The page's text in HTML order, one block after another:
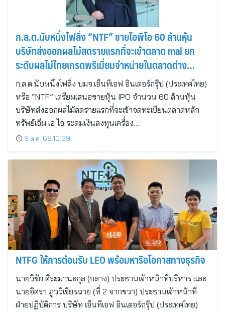
ก.ล.ต.นับหนึ่งไฟลิ่ง “NTF” ขายไอพีโอ 60 ล้านหุ้น
บริษัทส่งออกผลไม้สดรายแรกที่จะเข้าตลาด mai ยก
ระดับผลไม้ไทยเกรดพรีเมี่ยมจำหน่ายในตลาดต่าง
ประเทศ
ก.ล.ต.นับหนึ่งไฟลิ่ง บมจ.เอ็นทีเอฟ อินเตอร์กรุ๊ป (ประเทศไทย)
หรือ “NTF” เตรียมเสนอขายหุ้น IPO จำนวน 60 ล้านหุ้น
บริษัทส่งออกผลไม้สดรายแรกที่จะเข้าจดทะเบียนตลาดหลัก
ทรัพย์เอ็ม เอ ไอ ระดมเงินลงทุนเครื่อง…
9 ต.ค. 68 10:39
NTFG ให้การต้อนรับ LEO พร้อมหารือโอกาสทางธุรกิจ
นายวิชัย ศิระมานะกุล (กลาง) ประธานเจ้าหน้าที่บริหาร และ
นายอิศรา ภูววิเชียรฉาย (ที่ 2 จากขวา) ประธานเจ้าหน้าที่
ฝ่ายปฏิบัติการ บริษัท เอ็นทีเอฟ อินเตอร์กรุ๊ป (ประเทศไทย)